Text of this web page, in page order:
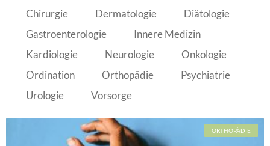
Chirurgie
Dermatologie
Diätologie
Gastroenterologie
Innere Medizin
Kardiologie
Neurologie
Onkologie
Ordination
Orthopädie
Psychiatrie
Urologie
Vorsorge
ORTHOPÄDIE